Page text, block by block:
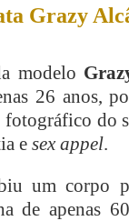
Grazy
modelo
26 anos,
fotográfico do
e sex appel.
um corpo
de apenas